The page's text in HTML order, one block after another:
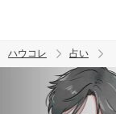
ハウコレ 占い